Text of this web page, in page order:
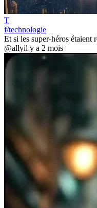
T
f/technologie
Et si les super-héros étaient
@allyil y a 2 mois